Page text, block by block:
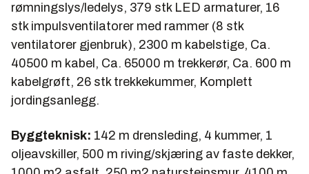
rømningslys/ledelys, 379 stk LED armaturer, 16
stk impulsventilatorer med rammer (8 stk
ventilatorer gjenbruk), 2300 m kabelstige, Ca.
40500 m kabel, Ca. 65000 m trekkerør, Ca. 600 m
kabelgrøft, 26 stk trekkekummer, Komplett
jordingsanlegg.
Byggteknisk: 142 m drensleding, 4 kummer, 1
oljeavskiller, 500 m riving/skjæring av faste dekker,